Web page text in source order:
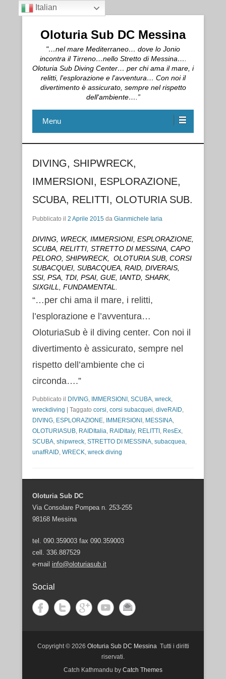
Oloturia Sub DC Messina
"…nel mare Mediterraneo… dove lo Jonio
incontra il Tirreno…nello Stretto di Messina….
Oloturia Sub Diving Center… per chi ama il mare, i
relitti, l'esplorazione e l'avventura… Con noi il
divertimento è assicurato, sempre nel rispetto
dell'ambiente….”
Menu
DIVING, SHIPWRECK,
IMMERSIONI, ESPLORAZIONE,
SCUBA, RELITTI, OLOTURIA SUB.
Pubblicato il 2 Aprile 2015 da Gianmichele Iaria
DIVING, WRECK, IMMERSIONI, ESPLORAZIONE,
SCUBA, RELITTI, STRETTO DI MESSINA, CAPO
PELORO, SHIPWRECK, OLOTURIA SUB, CORSI
SUBACQUEI, SUBACQUEA, RAID, DIVERAIS,
SSI, PSA, TDI, PSAI, GUE, IANTD, SHARK,
SIXGILL, FUNDAMENTAL.
“…per chi ama il mare, i relitti,
l’esplorazione e l’avventura…
OloturiaSub è il diving center. Con noi il
divertimento è assicurato, sempre nel
rispetto dell’ambiente che ci
circonda….”
Pubblicato il DIVING, IMMERSIONI , SCUBA, wreck,
wreckdiving
Taggato corsi, corsi subacquei, diveRAID,
DIVING, ESPLORAZIONE, IMMERSIONI , MESSINA,
OLOTURIASUB, RAIDItalia, RAIDItaly, RELITTI , ResEx,
SCUBA, shipwreck, STRETTO DI MESSINA, subacquea,
unafRAID, WRECK, wreck diving
Oloturia Sub DC
Via Consolare Pompea n. 253-255
98168 Messina
tel. 090.359003 fax 090.359003
cell. 336.887529
e-mail info@oloturiasub.it
Social
Copyright © 2026 Oloturia Sub DC MessinaTutti i diritti
riservati.
Catch Kathmandu by Catch Themes
Italian